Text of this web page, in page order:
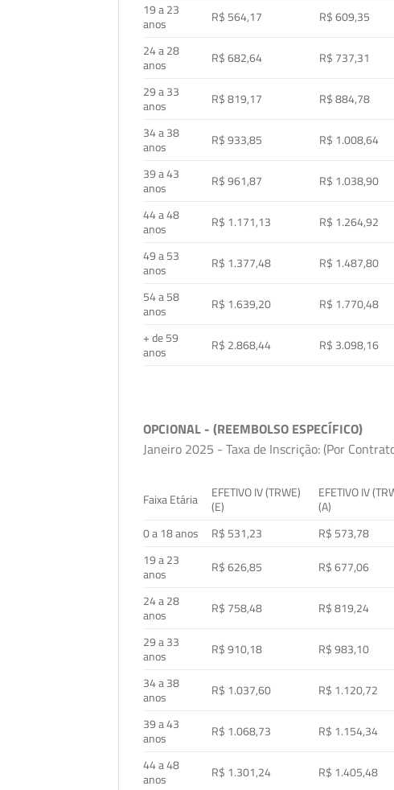
19 a 23
anos
R$ 564,17 R$ 609,35
24 a 28
anos
R$ 682,64 R$ 737,31
29 a 33
anos
R$ 819,17 R$ 884,78
34 a 38
anos
R$ 933,85 R$ 1.008,64
39 a 43
anos
R$ 961,87 R$ 1.038,90
44 a 48
anos
R$ 1.171,13 R$ 1.264,92
49 a 53
anos
R$ 1.377,48 R$ 1.487,80
54 a 58
anos
R$ 1.639,20 R$ 1.770,48
+ de 59
anos
R$ 2.868,44 R$ 3.098,16
OPCIONAL - (REEMBOLSO ESPECÍFICO)
Janeiro 2025 - Taxa de Inscrição: (Por
Faixa Etária
EFETIVO IV (TRWE)
(E)
EFETIVO IV
(A)
0 a 18 anos
R$ 531,23 R$ 573,78
19 a 23
anos
R$ 626,85 R$ 677,06
24 a 28
anos
R$ 758,48 R$ 819,24
29 a 33
anos
R$ 910,18 R$ 983,10
34 a 38
anos
R$ 1.037,60 R$ 1.120,72
39 a 43
anos
R$ 1.068,73 R$ 1.154,34
44 a 48
anos
R$ 1.301,24 R$ 1.405,48